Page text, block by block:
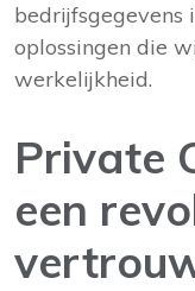
bedrijfsgegevens
oplossingen die
werkelijkheid.
Private
een